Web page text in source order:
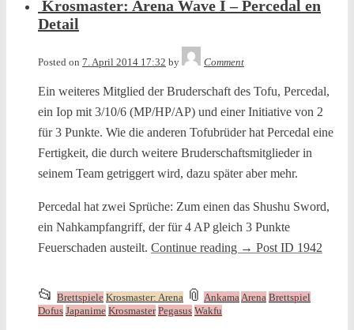
posted
in
Krosmaster: Arena Wave I – Percedal en
Detail
Posted on 7. April 2014 17:32 by
Comment
Ein weiteres Mitglied der Bruderschaft des Tofu, Percedal,
ein Iop mit 3/10/6 (MP/HP/AP) und einer Initiative von 2
für 3 Punkte. Wie die anderen Tofubrüder hat Percedal eine
Fertigkeit, die durch weitere Bruderschaftsmitglieder in
seinem Team getriggert wird, dazu später aber mehr.
Percedal hat zwei Sprüche: Zum einen das Shushu Sword,
ein Nahkampfangriff, der für 4 AP gleich 3 Punkte
Feuerschaden austeilt. Continue reading → Post ID 1942
📂 This
entry
Brettspiele Krosmaster: Arena 📎 and
tagged
Ankama Arena Brettspiel
Dofus Japanime Krosmaster Pegasus Wakfu